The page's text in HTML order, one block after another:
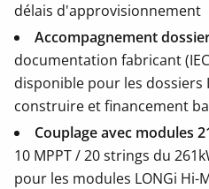
délais d'approvisionnement
Accompagnement
documentation fabricant
disponible pour les dossiers
construire et financement
Couplage avec modules
10 MPPT / 20 strings du
pour les modules LONGi Hi-